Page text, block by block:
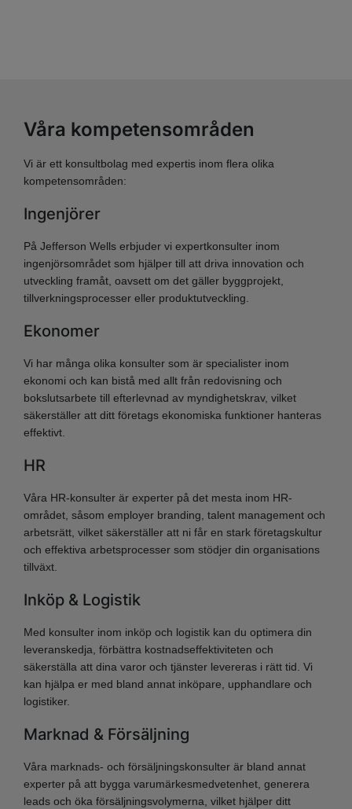
Våra kompetensområden
Vi är ett konsultbolag med expertis inom flera olika
kompetensområden:
Ingenjörer
På Jefferson Wells erbjuder vi expertkonsulter inom
ingenjörsområdet som hjälper till att driva innovation och
utveckling framåt, oavsett om det gäller byggprojekt,
tillverkningsprocesser eller produktutveckling.
Ekonomer
Vi har många olika konsulter som är specialister inom
ekonomi och kan bistå med allt från redovisning och
bokslutsarbete till efterlevnad av myndighetskrav, vilket
säkerställer att ditt företags ekonomiska funktioner hanteras
effektivt.
HR
Våra HR-konsulter är experter på det mesta inom HR-
området, såsom employer branding, talent management och
arbetsrätt, vilket säkerställer att ni får en stark företagskultur
och effektiva arbetsprocesser som stödjer din organisations
tillväxt.
Inköp & Logistik
Med konsulter inom inköp och logistik kan du optimera din
leveranskedja, förbättra kostnadseffektiviteten och
säkerställa att dina varor och tjänster levereras i rätt tid. Vi
kan hjälpa er med bland annat inköpare, upphandlare och
logistiker.
Marknad & Försäljning
Våra marknads- och försäljningskonsulter är bland annat
experter på att bygga varumärkesmedvetenhet, generera
leads och öka försäljningsvolymerna, vilket hjälper ditt